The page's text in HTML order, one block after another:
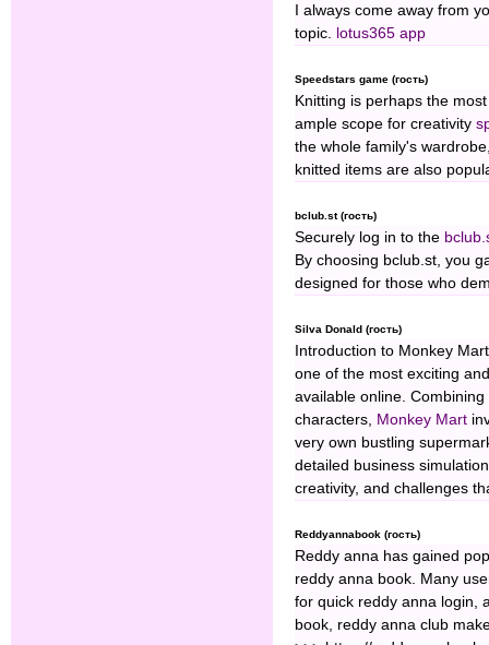
I always come away from
topic. lotus365 app
Speedstars game (гость)
Knitting is perhaps the
ample scope for creativity
the whole family's
knitted items are also
bclub.st (гость)
Securely log in to the
By choosing bclub.st, you
designed for those who
Silva Donald (гость)
Introduction to Monkey
one of the most exciting
available online.
characters, Monkey Mart
very own bustling
detailed business
creativity, and challenges
Reddyannabook (гость)
Reddy anna has gained
reddy anna book. Many
for quick reddy anna login,
book, reddy anna club